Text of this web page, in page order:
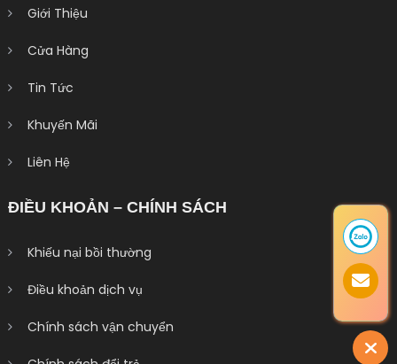
Giới Thiệu
Cửa Hàng
Tin Tức
Khuyến Mãi
Liên Hệ
ĐIỀU KHOẢN – CHÍNH SÁCH
Khiếu nại bồi thường
Điều khoản dịch vụ
Chính sách vận chuyển